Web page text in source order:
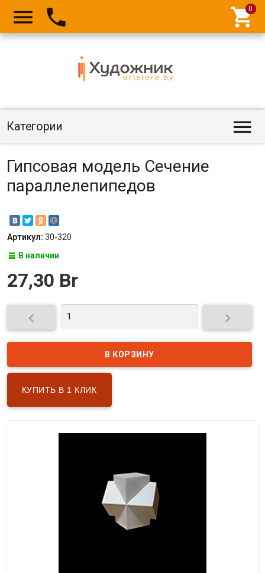
  
Категории 
Гипсовая модель Сечение
параллелепипедов
Артикул: 30-320
В наличии
27,30 Br
 
КУПИТЬ В 1 КЛИК